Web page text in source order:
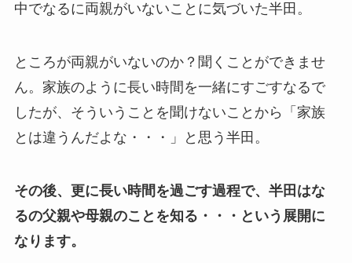
中でなるに両親がいないことに気づいた半田。
ところが両親がいないのか？聞くことができませ
ん。家族のように長い時間を一緒にすごすなるで
したが、そういうことを聞けないことから「家族
とは違うんだよな・・・」と思う半田。
その後、更に長い時間を過ごす過程で、半田はな
るの父親や母親のことを知る・・・という展開に
なります。